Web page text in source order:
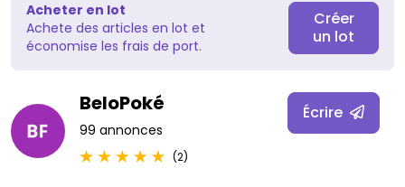
Acheter en lot
Achete des articles en lot et
économise les frais de port.
Créer
un lot
BeloPoké
99 annonces
(2)
Écrire